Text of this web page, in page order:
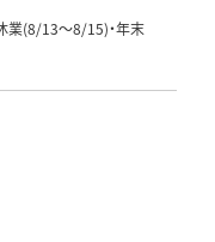
業(8/13～8/15)・年末